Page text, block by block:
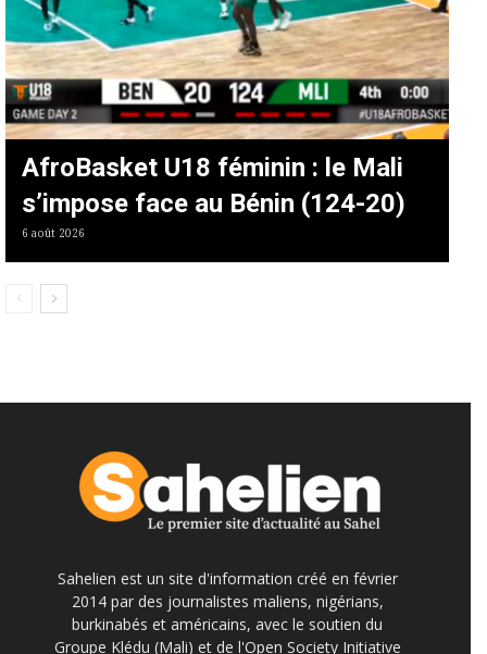
AfroBasket U18 féminin : le Mali
s’impose face au Bénin (124-20)
6 août 2026
Sahelien est un site d'information créé en février
2014 par des journalistes maliens, nigérians,
burkinabés et américains, avec le soutien du
Groupe Klédu (Mali) et de l'Open Society Initiative